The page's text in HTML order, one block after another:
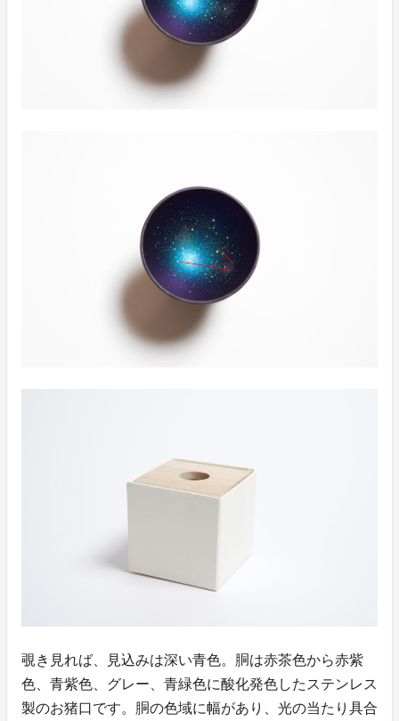
覗き見れば、見込みは深い青色。胴は赤茶色から赤紫
色、青紫色、グレー、青緑色に酸化発色したステンレス
製のお猪口です。胴の色域に幅があり、光の当たり具合